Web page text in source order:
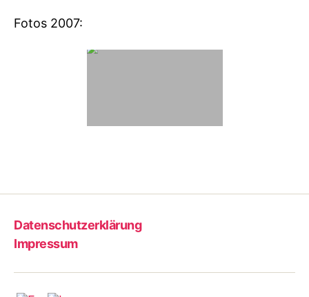
Fotos 2007:
Datenschutzerklärung
Impressum